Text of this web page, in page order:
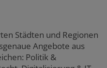
Städten und Regionen
Angebote aus
Politik &